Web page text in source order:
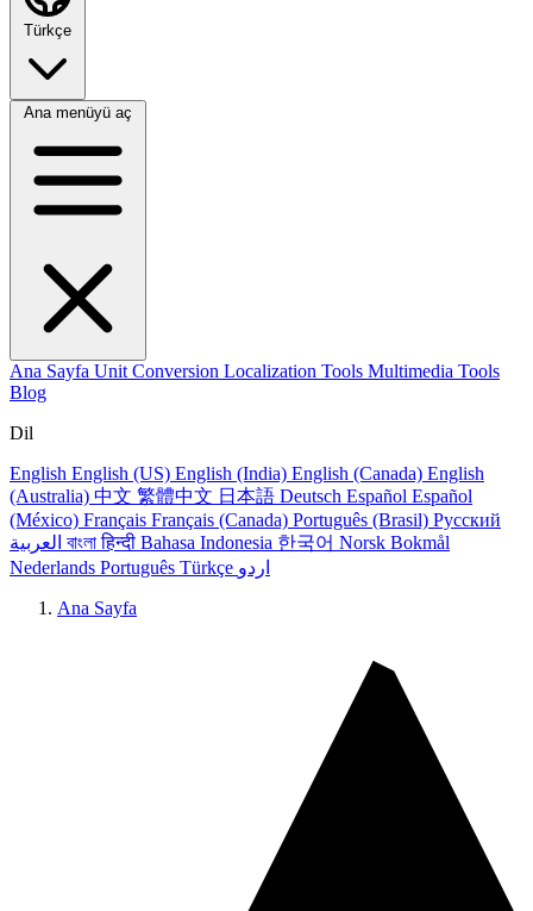
Türkçe
Ana menüyü aç
Ana Sayfa Unit Conversion Localization Tools Multimedia Tools
Blog
Dil
English English (US) English (India) English (Canada) English
(Australia) 中文 繁體中文 日本語 Deutsch Español Español
(México) Français Français (Canada) Português (Brasil) Русский
বাংলাहिन्दी Bahasa Indonesia 한국어 Norsk Bokmål
Nederlands Português Türkçe اردو
Ana Sayfa